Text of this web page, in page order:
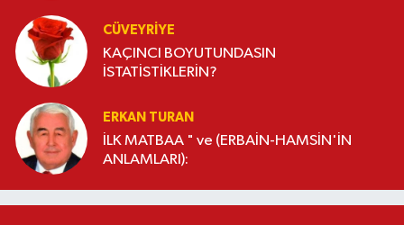
CÜVEYRIYE
KAÇINCI BOYUTUNDASIN
İSTATİSTİKLERİN?
ERKAN TURAN
İLK MATBAA " ve (ERBAİN-HAMSİN'İN
ANLAMLARI):